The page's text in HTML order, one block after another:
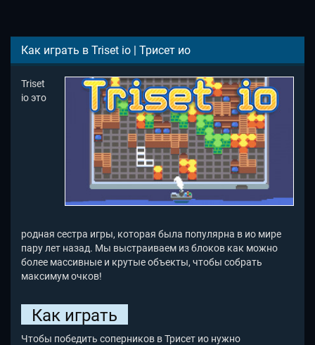
Как играть в Triset io | Трисет ио
Triset
io это
родная сестра игры, которая была популярна в ио мире
пару лет назад. Мы выстраиваем из блоков как можно
более массивные и крутые объекты, чтобы собрать
максимум очков!
Как играть
Чтобы победить соперников в Трисет ио нужно